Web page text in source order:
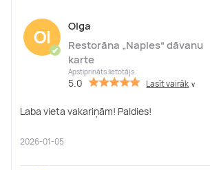
Ol
✔
Olga
Restorāna „Naples“ dāvanu
karte
Apstiprināts lietotājs
5.0 Lasīt vairāk ∨
Laba vieta vakariņām! Paldies!
2026-01-05